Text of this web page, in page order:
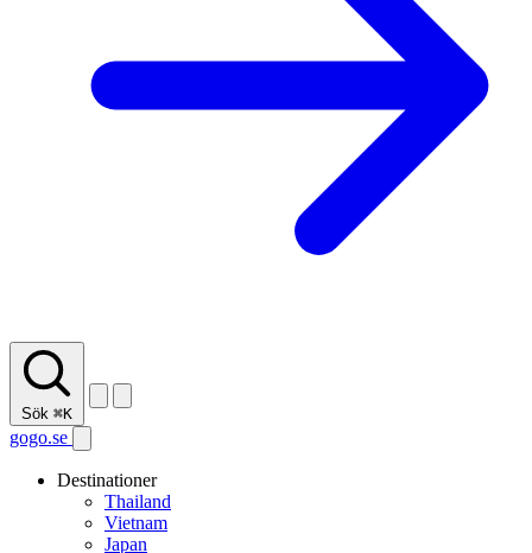
Sök ⌘K
gogo.se
Destinationer
Thailand
Vietnam
Japan